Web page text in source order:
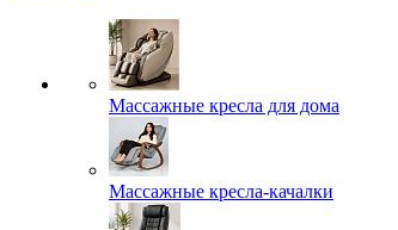
Массажные кресла для дома
Массажные кресла-качалки